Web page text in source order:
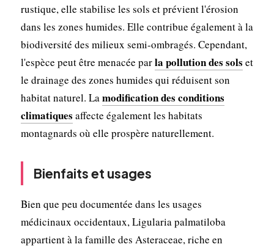
rustique, elle stabilise les sols et prévient l'érosion
dans les zones humides. Elle contribue également à la
biodiversité des milieux semi-ombragés. Cependant,
l'espèce peut être menacée parla pollution des sols et
le drainage des zones humides qui réduisent son
habitat naturel. Lamodification des conditions
climatiques affecte également les habitats
montagnards où elle prospère naturellement.
Bienfaits et usages
Bien que peu documentée dans les usages
médicinaux occidentaux, Ligularia palmatiloba
appartient à la famille des Asteraceae, riche en